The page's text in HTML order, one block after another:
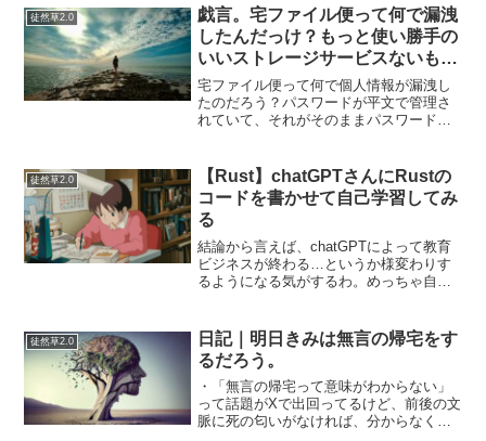
る。しかし、出版業界では本は売れない
し、本屋も軒並み減っている...
徒然草2.0
戯言。宅ファイル便って何で漏洩
したんだっけ？もっと使い勝手の
いいストレージサービスないもの
か？作ってしまう？
宅ファイル便って何で個人情報が漏洩し
たのだろう？パスワードが平文で管理さ
れていて、それがそのままパスワードリ
ティ屋がまず気にすべきことはただ１
つ。なぜ攻撃者のファイルが...
徒然草2.0
【Rust】chatGPTさんにRustの
コードを書かせて自己学習してみ
る
結論から言えば、chatGPTによって教育
ビジネスが終わる…というか様変わりす
るようになる気がするわ。めっちゃ自分
させてみたら結構つらいコードだと思っ
た。外部か...
徒然草2.0
日記｜明日きみは無言の帰宅をす
るだろう。
・「無言の帰宅って意味がわからない」
って話題がXで出回ってるけど、前後の文
脈に死の匂いがなければ、分からなくて